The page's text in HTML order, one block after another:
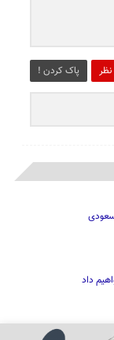
پاک کردن !
سعودی
داد